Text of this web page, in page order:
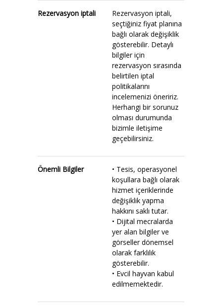
Rezervasyon iptali
Rezervasyon iptali,
seçtiğiniz fiyat planına
bağlı olarak değişiklik
gösterebilir. Detaylı
bilgiler için
rezervasyon sırasında
belirtilen iptal
politikalarını
incelemenizi öneririz.
Herhangi bir sorunuz
olması durumunda
bizimle iletişime
geçebilirsiniz.
Önemli Bilgiler
• Tesis, operasyonel
koşullara bağlı olarak
hizmet içeriklerinde
değişiklik yapma
hakkını saklı tutar.
• Dijital mecralarda
yer alan bilgiler ve
görseller dönemsel
olarak farklılık
gösterebilir.
• Evcil hayvan kabul
edilmemektedir.